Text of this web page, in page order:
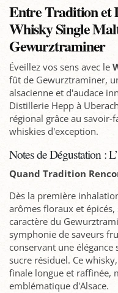
Entre Tradition et
Whisky Single
Gewurztraminer
Éveillez vos sens avec le
fût de Gewurztraminer,
alsacienne et d'audace
Distillerie Hepp à
régional grâce au savoir-
whiskies d'exception.
Notes de Dégustation :
Quand Tradition
Dès la première
arômes floraux et
caractère du
symphonie de saveurs
conservant une élégance
sucre résiduel. Ce
finale longue et raffinée,
emblématique d'Alsace.